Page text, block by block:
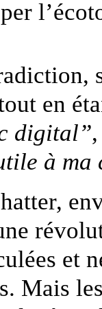
en
digital”
à ma
et
Mais